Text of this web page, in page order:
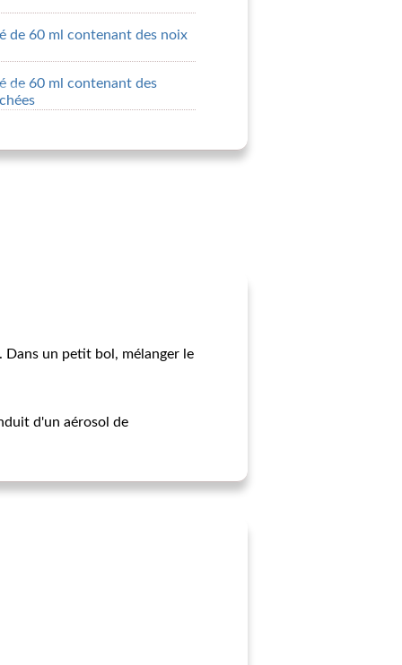
de 60 ml contenant des noix
de 60 ml contenant des
Dans un petit bol, mélanger le
d'un aérosol de